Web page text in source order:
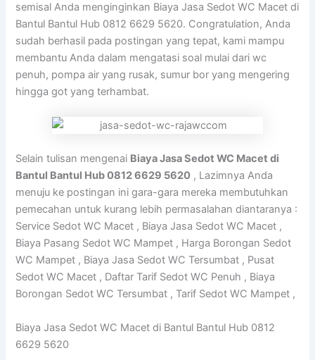
semisal Anda menginginkan Biaya Jasa Sedot WC Macet di
Bantul Bantul Hub 0812 6629 5620. Congratulation, Anda
sudah berhasil pada postingan yang tepat, kami mampu
membantu Anda dalam mengatasi soal mulai dari wc
penuh, pompa air yang rusak, sumur bor yang mengering
hingga got yang terhambat.
Selain tulisan mengenai Biaya Jasa Sedot WC Macet di
Bantul Bantul Hub 0812 6629 5620 , Lazimnya Anda
menuju ke postingan ini gara-gara mereka membutuhkan
pemecahan untuk kurang lebih permasalahan diantaranya :
Service Sedot WC Macet , Biaya Jasa Sedot WC Macet ,
Biaya Pasang Sedot WC Mampet , Harga Borongan Sedot
WC Mampet , Biaya Jasa Sedot WC Tersumbat , Pusat
Sedot WC Macet , Daftar Tarif Sedot WC Penuh , Biaya
Borongan Sedot WC Tersumbat , Tarif Sedot WC Mampet ,
Biaya Jasa Sedot WC Macet di Bantul Bantul Hub 0812
6629 5620